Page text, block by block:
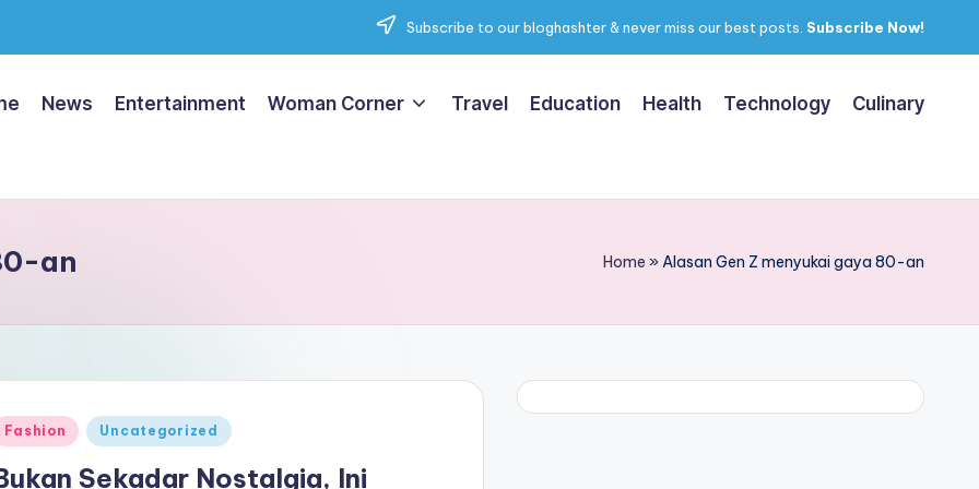
Subscribe to our bloghashter & never miss our best posts. Subscribe Now!
News Entertainment Woman Corner Travel Education Health Technology Culinary
an Home »Alasan Gen Z menyukai gaya 80-an
Fashion Uncategorized
Sekadar Nostalgia, Ini